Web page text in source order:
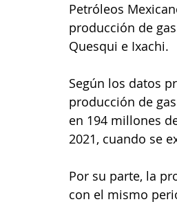
Petróleos
producción de
Quesqui e Ixachi.
Según los datos
producción de
en 194 millones
2021, cuando se
Por su parte, la
con el mismo